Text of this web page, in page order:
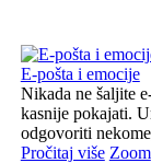
E-pošta i emocije
Nikada ne šaljite
kasnije pokajati.
odgovoriti
Pročitaj više Zoom